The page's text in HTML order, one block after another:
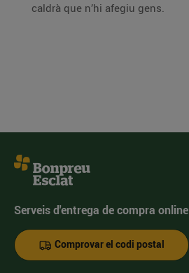
caldrà que n’hi afegiu gens.
Serveis d'entrega de compra online
Comprovar el codi postal